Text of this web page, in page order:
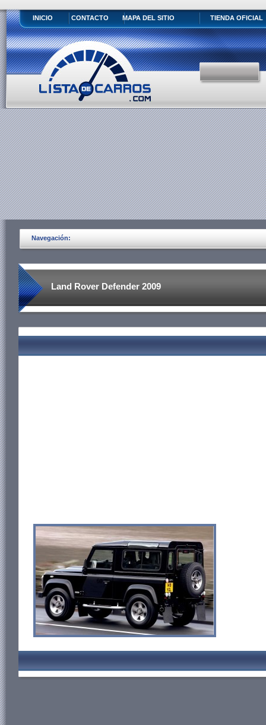
INICIO CONTACTO MAPA DEL SITIO TIENDA OFICIAL
Navegación:
Land Rover Defender 2009